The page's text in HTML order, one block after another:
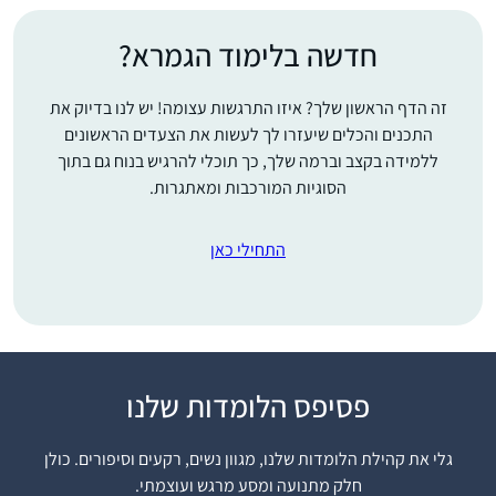
חדשה בלימוד הגמרא?
זה הדף הראשון שלך? איזו התרגשות עצומה! יש לנו בדיוק את
התכנים והכלים שיעזרו לך לעשות את הצעדים הראשונים
ללמידה בקצב וברמה שלך, כך תוכלי להרגיש בנוח גם בתוך
הסוגיות המורכבות ומאתגרות.
התחילי כאן
פסיפס הלומדות שלנו
גלי את קהילת הלומדות שלנו, מגוון נשים, רקעים וסיפורים. כולן
חלק מתנועה ומסע מרגש ועוצמתי.
הצטרפתי ללומדות
ההתרגשות שלי ושל